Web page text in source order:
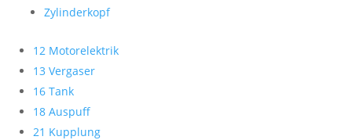
Zylinderkopf
12 Motorelektrik
13 Vergaser
16 Tank
18 Auspuff
21 Kupplung